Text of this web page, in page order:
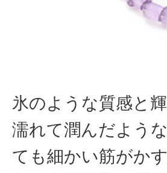
氷のような質感と
濡れて潤んだよう
ても細かい筋がか